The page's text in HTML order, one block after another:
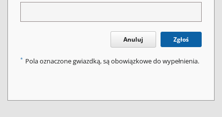
Anuluj Zgłoś
* Pola oznaczone gwiazdką, są obowiązkowe do wypełnienia.